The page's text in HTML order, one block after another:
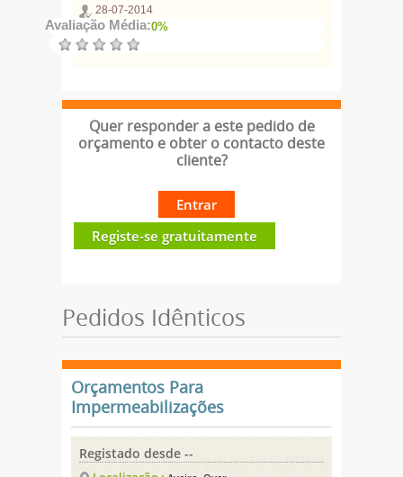
28-07-2014
Avaliação Média:0%
Quer responder a este pedido de
orçamento e obter o contacto deste
cliente?
Entrar
Registe-se gratuitamente
Pedidos Idênticos
Orçamentos Para
Impermeabilizações
Registado desde --